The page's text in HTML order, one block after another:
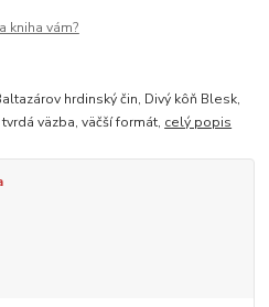
kniha vám?
hrdinský čin, Divý kôň Blesk,
väzba, väčší formát, celý popis